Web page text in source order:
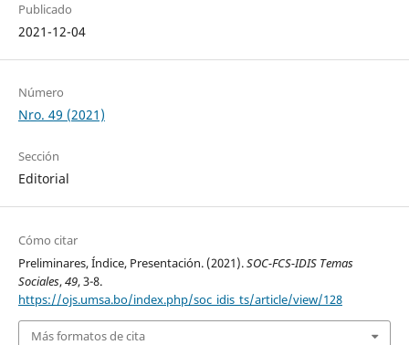
Publicado
2021-12-04
Número
Nro. 49 (2021)
Sección
Editorial
Cómo citar
Preliminares, Índice, Presentación. (2021).SOC-FCS-IDIS Temas
Sociales,49, 3-8.
https://ojs.umsa.bo/index.php/soc_idis_ts/article/view/128
Más formatos de cita